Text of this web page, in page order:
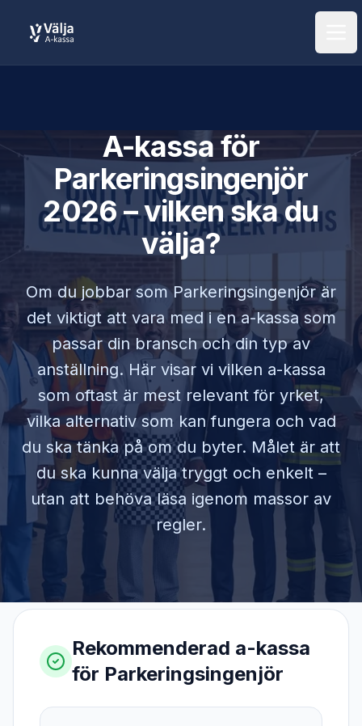
A-kassa för
Parkeringsingenjör
2026 – vilken ska du
välja?
Om du jobbar somParkeringsingenjörär
det viktigt att vara med i en a-kassa som
passar din bransch och din typ av
anställning. Här visar vi vilken a-kassa
som oftast är mest relevant för yrket,
vilka alternativ som kan fungera och vad
du ska tänka på om du byter. Målet är att
du ska kunna välja tryggt och enkelt –
utan att behöva läsa igenom massor av
regler.
Rekommenderad a-kassa
för Parkeringsingenjör